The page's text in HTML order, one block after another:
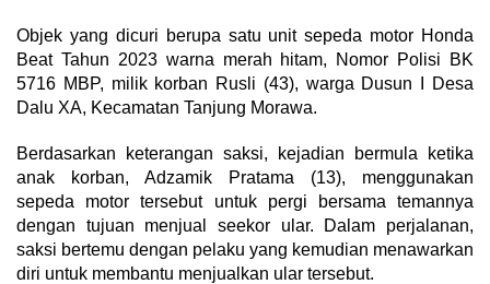
Objek yang dicuri berupa satu unit sepeda motor Honda
Beat Tahun 2023 warna merah hitam, Nomor Polisi BK
5716 MBP, milik korban Rusli (43), warga Dusun I Desa
Dalu XA, Kecamatan Tanjung Morawa.
Berdasarkan keterangan saksi, kejadian bermula ketika
anak korban, Adzamik Pratama (13), menggunakan
sepeda motor tersebut untuk pergi bersama temannya
dengan tujuan menjual seekor ular. Dalam perjalanan,
saksi bertemu dengan pelaku yang kemudian menawarkan
diri untuk membantu menjualkan ular tersebut.